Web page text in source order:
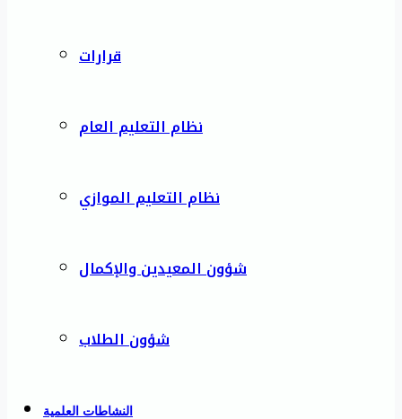
قرارات
نظام التعليم العام
نظام التعليم الموازي
شؤون المعيدين والإكمال
شؤون الطلاب
النشاطات العلمية